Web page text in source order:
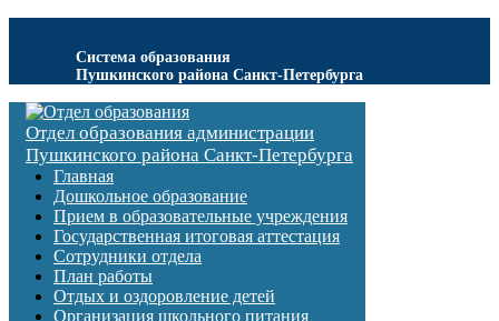
Система образования
Пушкинского района Санкт-Петербурга
Отдел образования администрации
Пушкинского района Санкт-Петербурга
Главная
Дошкольное образование
Прием в образовательные учреждения
Государственная итоговая аттестация
Сотрудники отдела
План работы
Отдых и оздоровление детей
Организация школьного питания